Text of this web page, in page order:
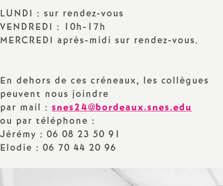
i
n
a
LUNDI : sur rendez-vous
VENDREDI : 10h-17h
MERCREDI après-midi sur rendez-vous.
En dehors de ces créneaux, les collègues
peuvent nous joindre
par mail : snes24@bordeaux.snes.edu
ou par téléphone :
Jérémy : 06 08 23 50 91
Elodie : 06 70 44 20 96